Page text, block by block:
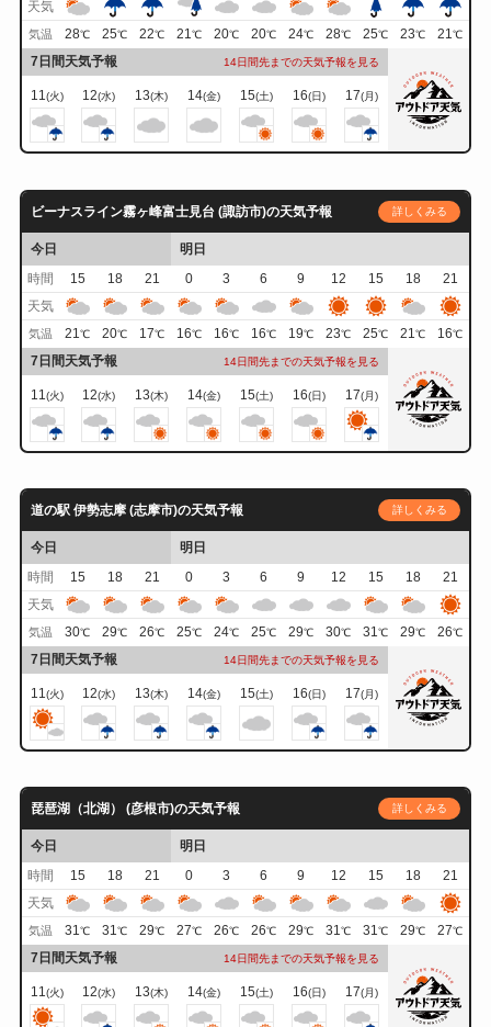
天気
気温 28℃ 25℃ 22℃ 21℃ 20℃ 20℃ 24℃ 28℃ 25℃ 23℃ 21℃
7日間天気予報 14日間先までの天気予報を見る
11(火) 12(水) 13(木) 14(金) 15(土) 16(日) 17(月)
ビーナスライン霧ヶ峰富士見台 (諏訪市)の天気予報 詳しくみる
今日
明日
時間
15 18 21 0 3 6 9 12 15 18
21
天気
気温 21℃ 20℃ 17℃ 16℃ 16℃ 16℃ 19℃ 23℃ 25℃ 21℃ 16℃
7日間天気予報 14日間先までの天気予報を見る
11(火) 12(水) 13(木) 14(金) 15(土) 16(日) 17(月)
道の駅 伊勢志摩 (志摩市)の天気予報 詳しくみる
今日
明日
時間
15 18 21 0 3 6 9 12 15 18
21
天気
気温 30℃ 29℃ 26℃ 25℃ 24℃ 25℃ 29℃ 30℃ 31℃ 29℃ 26℃
7日間天気予報 14日間先までの天気予報を見る
11(火) 12(水) 13(木) 14(金) 15(土) 16(日) 17(月)
琵琶湖（北湖） (彦根市)の天気予報 詳しくみる
今日
明日
時間
15 18 21 0 3 6 9 12 15 18
21
天気
気温 31℃ 31℃ 29℃ 27℃ 26℃ 26℃ 29℃ 31℃ 31℃ 29℃ 27℃
7日間天気予報 14日間先までの天気予報を見る
11(火) 12(水) 13(木) 14(金) 15(土) 16(日) 17(月)